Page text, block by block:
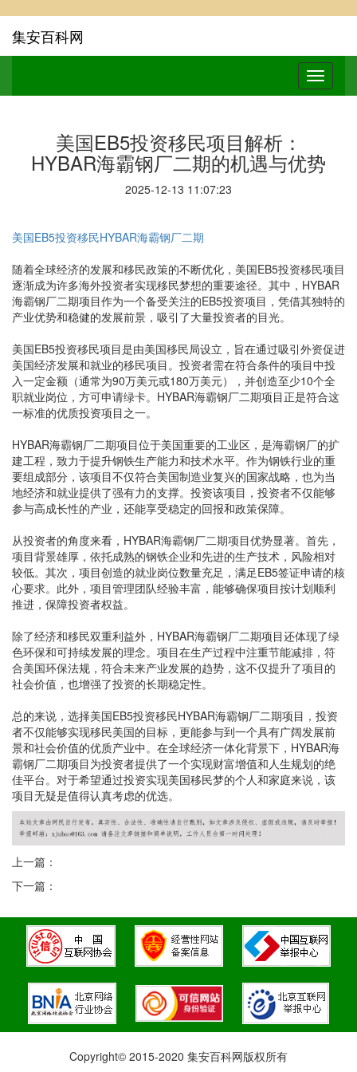
集安百科网
美国EB5投资移民项目解析：
HYBAR海霸钢厂二期的机遇与优势
2025-12-13 11:07:23
美国EB5投资移民HYBAR海霸钢厂二期
随着全球经济的发展和移民政策的不断优化，美国EB5投资移民项目
逐渐成为许多海外投资者实现移民梦想的重要途径。其中，HYBAR
海霸钢厂二期项目作为一个备受关注的EB5投资项目，凭借其独特的
产业优势和稳健的发展前景，吸引了大量投资者的目光。
美国EB5投资移民项目是由美国移民局设立，旨在通过吸引外资促进
美国经济发展和就业的移民项目。投资者需在符合条件的项目中投
入一定金额（通常为90万美元或180万美元），并创造至少10个全
职就业岗位，方可申请绿卡。HYBAR海霸钢厂二期项目正是符合这
一标准的优质投资项目之一。
HYBAR海霸钢厂二期项目位于美国重要的工业区，是海霸钢厂的扩
建工程，致力于提升钢铁生产能力和技术水平。作为钢铁行业的重
要组成部分，该项目不仅符合美国制造业复兴的国家战略，也为当
地经济和就业提供了强有力的支撑。投资该项目，投资者不仅能够
参与高成长性的产业，还能享受稳定的回报和政策保障。
从投资者的角度来看，HYBAR海霸钢厂二期项目优势显著。首先，
项目背景雄厚，依托成熟的钢铁企业和先进的生产技术，风险相对
较低。其次，项目创造的就业岗位数量充足，满足EB5签证申请的核
心要求。此外，项目管理团队经验丰富，能够确保项目按计划顺利
推进，保障投资者权益。
除了经济和移民双重利益外，HYBAR海霸钢厂二期项目还体现了绿
色环保和可持续发展的理念。项目在生产过程中注重节能减排，符
合美国环保法规，符合未来产业发展的趋势，这不仅提升了项目的
社会价值，也增强了投资的长期稳定性。
总的来说，选择美国EB5投资移民HYBAR海霸钢厂二期项目，投资
者不仅能够实现移民美国的目标，更能参与到一个具有广阔发展前
景和社会价值的优质产业中。在全球经济一体化背景下，HYBAR海
霸钢厂二期项目为投资者提供了一个实现财富增值和人生规划的绝
佳平台。对于希望通过投资实现美国移民梦的个人和家庭来说，该
项目无疑是值得认真考虑的优选。
上一篇：
下一篇：
Copyright© 2015-2020 集安百科网版权所有